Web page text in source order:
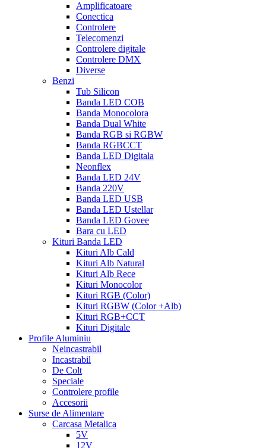
Amplificatoare
Conectica
Controlere
Telecomenzi
Controlere digitale
Controlere DMX
Diverse
Benzi
Tub Silicon
Banda LED COB
Banda Monocolora
Banda Dual White
Banda RGB si RGBW
Banda RGBCCT
Banda LED Digitala
Neonflex
Banda LED 24V
Banda 220V
Banda LED USB
Banda LED Ustellar
Banda LED Govee
Bara cu LED
Kituri Banda LED
Kituri Alb Cald
Kituri Alb Natural
Kituri Alb Rece
Kituri Monocolor
Kituri RGB (Color)
Kituri RGBW (Color +Alb)
Kituri RGB+CCT
Kituri Digitale
Profile Aluminiu
Neincastrabil
Incastrabil
De Colt
Speciale
Controlere profile
Accesorii
Surse de Alimentare
Carcasa Metalica
5V
12V